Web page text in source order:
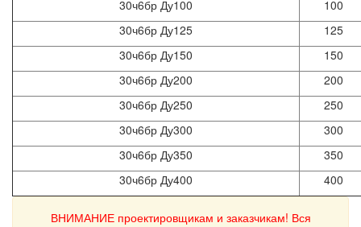
30ч6бр Ду100
100
30ч6бр Ду125
125
30ч6бр Ду150
150
30ч6бр Ду200
200
30ч6бр Ду250
250
30ч6бр Ду300
300
30ч6бр Ду350
350
30ч6бр Ду400
400
ВНИМАНИЕ проектировщикам и заказчикам! Вся